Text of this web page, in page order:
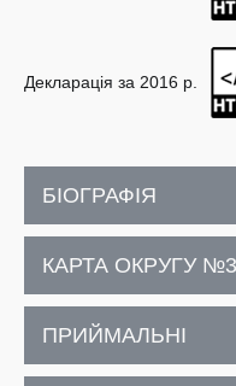
Декларація за 2016 р.
БІОГРАФІЯ
КАРТА ОКРУГУ
ПРИЙМАЛЬНІ